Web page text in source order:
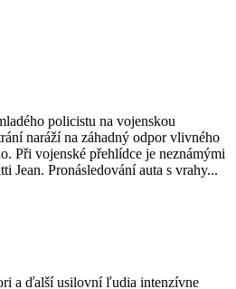
policistu na vojenskou
naráží na záhadný odpor vlivného
Při vojenské přehlídce je neznámými
Jean. Pronásledování auta s vrahy...
a ďalší usilovní ľudia intenzívne